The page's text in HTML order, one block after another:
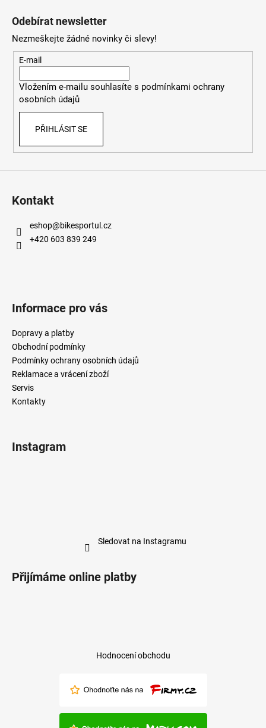
Odebírat newsletter
Nezmeškejte žádné novinky či slevy!
E-mail
Vložením e-mailu souhlasíte s podmínkami ochrany
osobních údajů
PŘIHLÁSIT SE
Kontakt
eshop@bikesportul.cz
+420 603 839 249
Informace pro vás
Dopravy a platby
Obchodní podmínky
Podmínky ochrany osobních údajů
Reklamace a vrácení zboží
Servis
Kontakty
Instagram
Sledovat na Instagramu
Přijímáme online platby
Hodnocení obchodu